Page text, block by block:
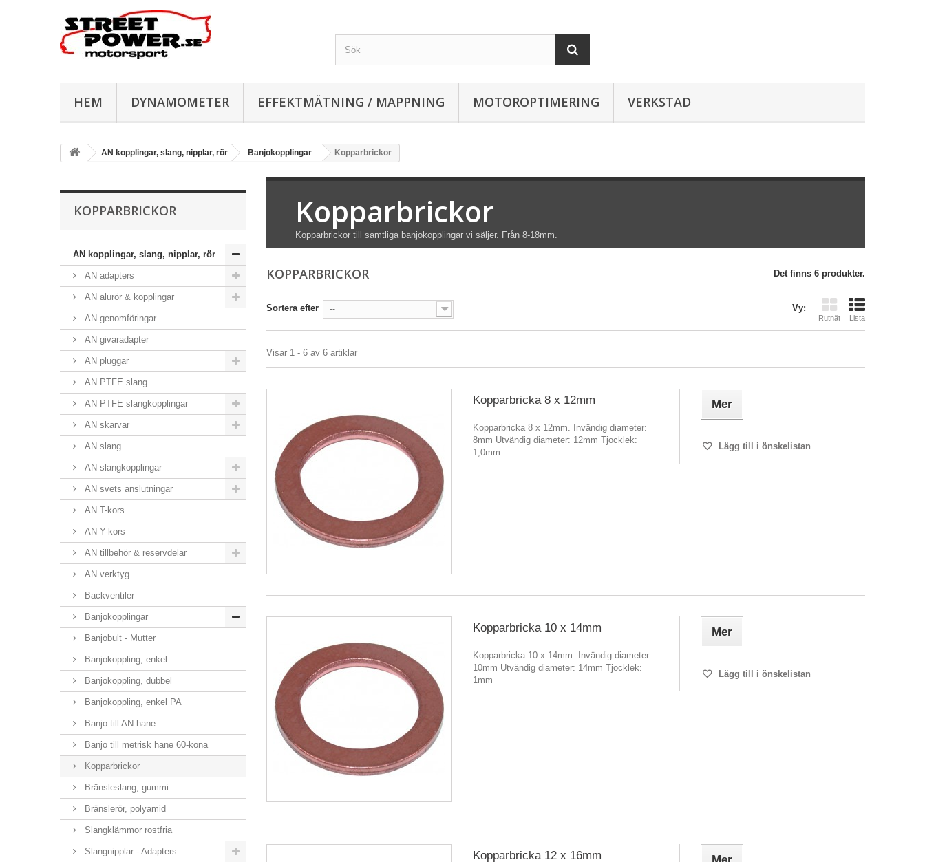
HEM DYNAMOMETER EFFEKTMÄTNING / MAPPNING MOTOROPTIMERING VERKSTAD
AN kopplingar, slang, nipplar, rör Banjokopplingar Kopparbrickor
KOPPARBRICKOR
AN kopplingar, slang, nipplar, rör
AN adapters
AN alurör & kopplingar
AN genomföringar
AN givaradapter
AN pluggar
AN PTFE slang
AN PTFE slangkopplingar
AN skarvar
AN slang
AN slangkopplingar
AN svets anslutningar
AN T-kors
AN Y-kors
AN tillbehör & reservdelar
AN verktyg
Backventiler
Banjokopplingar
Banjobult - Mutter
Banjokoppling, enkel
Banjokoppling, dubbel
Banjokoppling, enkel PA
Banjo till AN hane
Banjo till metrisk hane 60-kona
Kopparbrickor
Bränsleslang, gummi
Bränslerör, polyamid
Slangklämmor rostfria
Slangnipplar - Adapters
Kopparbrickor
Kopparbrickor till samtliga banjokopplingar vi säljer. Från 8-18mm.
KOPPARBRICKOR Det finns 6 produkter.
Vy:
Rutnät Lista
Sortera efter --
Visar 1 - 6 av 6 artiklar
Kopparbricka 8 x 12mm
Kopparbricka 8 x 12mm. Invändig diameter:
8mm Utvändig diameter: 12mm Tjocklek:
1,0mm
Mer
Lägg till i önskelistan
Kopparbricka 10 x 14mm
Kopparbricka 10 x 14mm. Invändig diameter:
10mm Utvändig diameter: 14mm Tjocklek:
1mm
Mer
Lägg till i önskelistan
Kopparbricka 12 x 16mm